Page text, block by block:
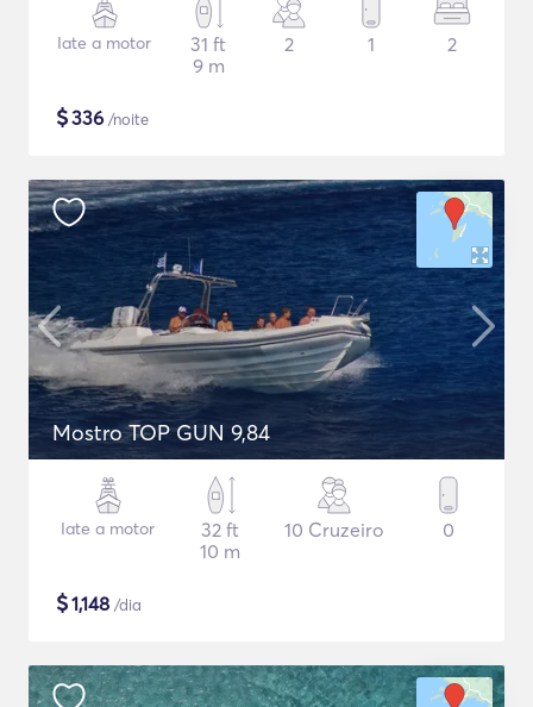
Iate a motor
31 ft
9 m
2 1 2
$336 /noite
Mostro TOP GUN 9,84
Iate a motor
32 ft
10 m
10 Cruzeiro 0
$1,148 /dia